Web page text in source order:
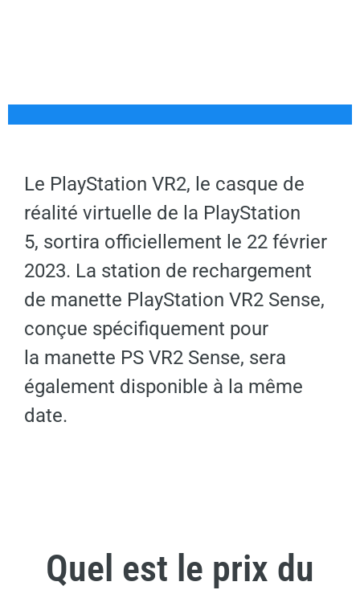
Le PlayStation VR2, le casque de
réalité virtuelle de la PlayStation
5, sortira officiellement le 22 février
2023. La station de rechargement
de manette PlayStation VR2 Sense,
conçue spécifiquement pour
la manette PS VR2 Sense, sera
également disponible à la même
date.
Quel est le prix du